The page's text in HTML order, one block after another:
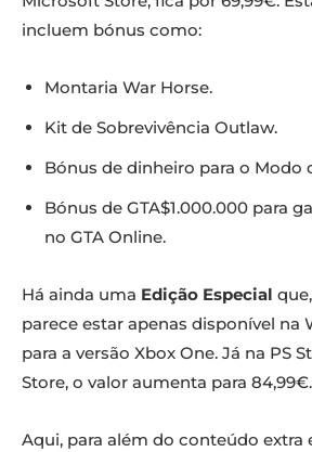
incluem bónus como:
Montaria War Horse.
Kit de Sobrevivência Outlaw.
Bónus de dinheiro para o Modo
Bónus de GTA$1.000.000 para
no GTA Online.
Há ainda uma Edição Especial
parece estar apenas disponível na
para a versão Xbox One. Já na PS
Store, o valor aumenta para 84,99€.
Aqui, para além do conteúdo extra